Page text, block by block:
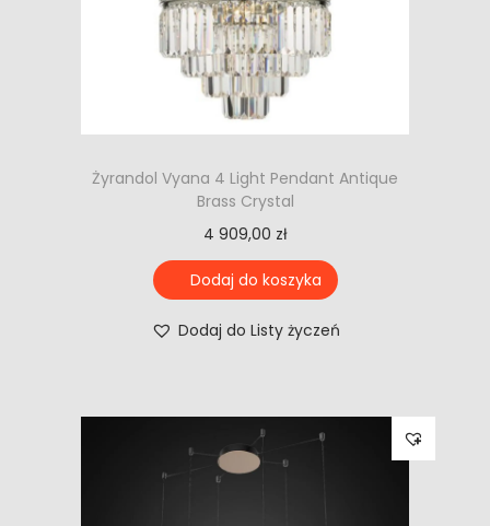
Żyrandol Vyana 4 Light Pendant Antique
Brass Crystal
4 909,00 zł
Dodaj do koszyka
Dodaj do Listy życzeń